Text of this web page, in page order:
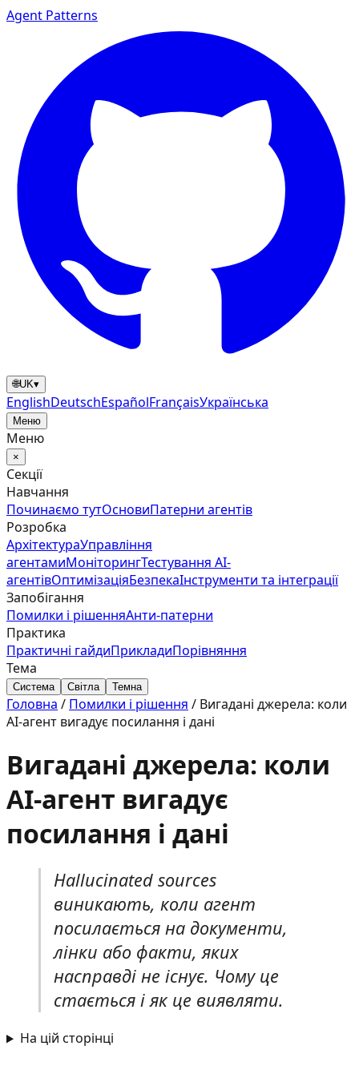
Agent Patterns
🌐UK▾
EnglishDeutschEspañolFrançaisУкраїнська
Меню
Меню
×
Секції
Навчання
Починаємо тутОсновиПатерни агентів
Розробка
АрхітектураУправління
агентамиМоніторингТестування AI-
агентівОптимізаціяБезпекаІнструменти та інтеграції
Запобігання
Помилки і рішенняАнти‑патерни
Практика
Практичні гайдиПрикладиПорівняння
Тема
Система Світла Темна
Головна / Помилки і рішення / Вигадані джерела: коли
AI-агент вигадує посилання і дані
Вигадані джерела: коли
AI-агент вигадує
посилання і дані
Hallucinated sources
виникають, коли агент
посилається на документи,
лінки або факти, яких
насправді не існує. Чому це
стається і як це виявляти.
На цій сторінці